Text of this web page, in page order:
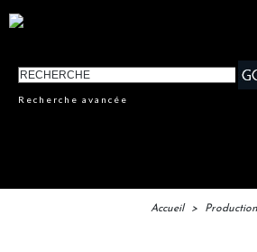
Recherche avancée
Accueil > Production